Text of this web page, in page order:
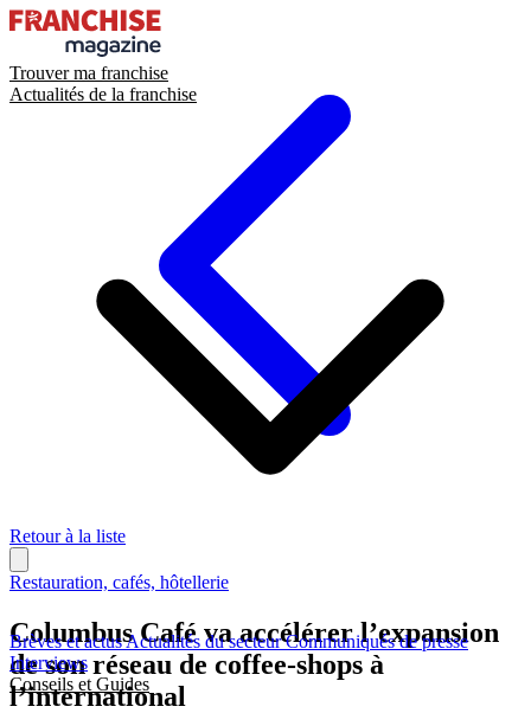
Trouver ma franchise
Actualités de la franchise
Brèves et actusActualités du secteurCommuniqués de presse
Interviews
Conseils et Guides
Retour à la liste
Restauration, cafés, hôtellerie
Columbus Café va accélérer l’expansion
de son réseau de coffee-shops à
l’international